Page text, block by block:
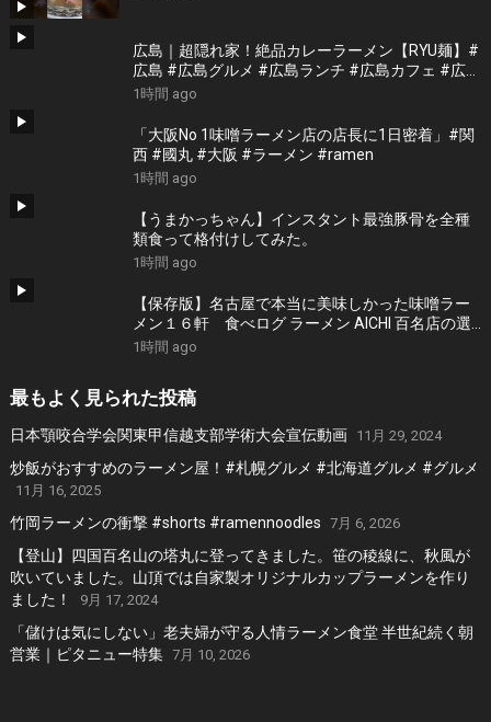
送
り
広島｜超隠れ家！絶品カレーラーメン【RYU麺】#
広島 #広島グルメ #広島ランチ #広島カフェ #広島
ディナー #japanesefood #japantrip #hiroshima
1時間 ago
「大阪No 1味噌ラーメン店の店長に1日密着」#関
西 #國丸 #大阪 #ラーメン #ramen
1時間 ago
【うまかっちゃん】インスタント最強豚骨を全種
類食って格付けしてみた。
1時間 ago
【保存版】名古屋で本当に美味しかった味噌ラー
メン１６軒 食べログ ラーメン AICHI 百名店の選
出店から札幌白味噌ラーメン、好来系薬膳味噌ら
1時間 ago
最もよく見られた投稿
日本顎咬合学会関東甲信越支部学術大会宣伝動画 11月 29, 2024
炒飯がおすすめのラーメン屋！#札幌グルメ #北海道グルメ #グルメ
11月 16, 2025
竹岡ラーメンの衝撃 #shorts #ramennoodles 7月 6, 2026
【登山】四国百名山の塔丸に登ってきました。笹の稜線に、秋風が
吹いていました。山頂では自家製オリジナルカップラーメンを作り
ました！
9月 17, 2024
「儲けは気にしない」老夫婦が守る人情ラーメン食堂 半世紀続く朝
営業｜ピタニュー特集 7月 10, 2026